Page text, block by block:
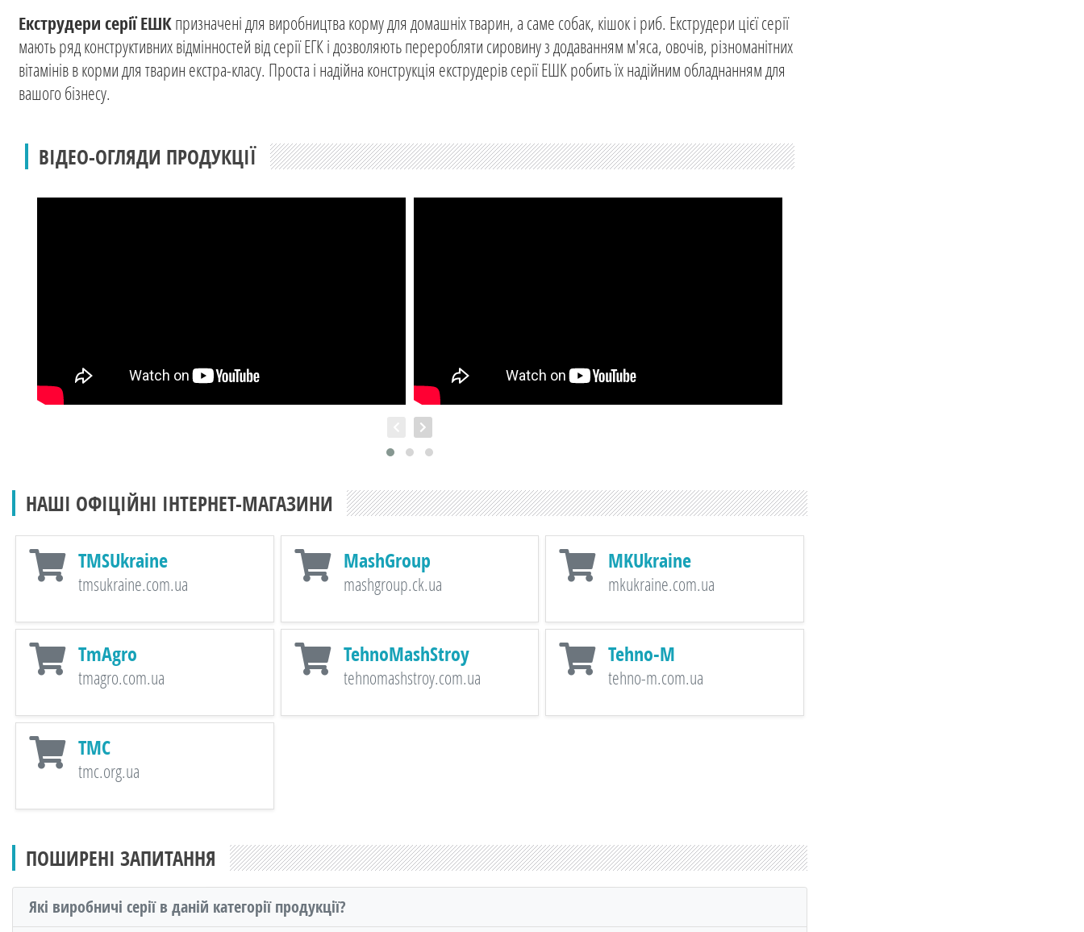
Екструдери серії ЕШКпризначені для виробництва корму для домашніх тварин, а саме собак, кішок і риб. Екструдери цієї серії
мають ряд конструктивних відмінностей від серії ЕГК і дозволяють переробляти сировину з додаванням м'яса, овочів, різноманітних
вітамінів в корми для тварин екстра-класу. Проста і надійна конструкція екструдерів серії ЕШК робить їх надійним обладнанням для
вашого бізнесу.
ВІДЕО-ОГЛЯДИ ПРОДУКЦІЇ
НАШІ ОФІЦІЙНІ ІНТЕРНЕТ-МАГАЗИНИ
TMSUkraine
tmsukraine.com.ua
MashGroup
mashgroup.ck.ua
MKUkraine
mkukraine.com.ua
TmAgro
tmagro.com.ua
TehnoMashStroy
tehnomashstroy.com.ua
Tehno-M
tehno-m.com.ua
TMC
tmc.org.ua
ПОШИРЕНІ ЗАПИТАННЯ
Які виробничі серії в даній категорії продукції?